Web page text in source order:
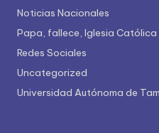
Noticias Nacionales
Papa, fallece, Iglesia Católica
Redes Sociales
Uncategorized
Universidad Autónoma de